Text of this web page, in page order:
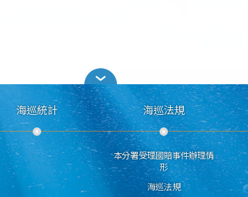
海巡統計 海巡法規
本分署受理國賠事件辦理情
形
海巡法規